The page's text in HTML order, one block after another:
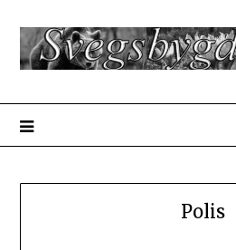
innehåll
Polis